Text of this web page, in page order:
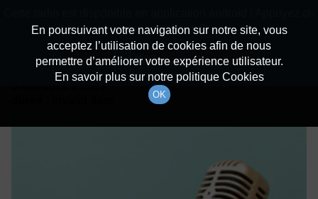
Détails De L'épisode
à 8h59
En poursuivant votre navigation sur notre site, vous
acceptez l’utilisation de cookies afin de nous
permettre d’améliorer votre expérience utilisateur.
En savoir plus sur notre politique Cookies
OK
dessous pour l'installer.
Non merci Télécharger l'application